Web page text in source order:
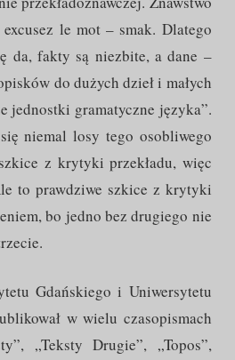
le mot – smak. Dlatego
da, fakty są niezbite, a dane –
do dużych dzieł i małych
jednostki gramatyczne języka”.
niemal losy tego osobliwego
z krytyki przekładu, więc
to prawdziwe szkice z krytyki
bo jedno bez drugiego nie
Gdańskiego i Uniwersytetu
w wielu czasopismach
„Teksty Drugie”, „Topos”,